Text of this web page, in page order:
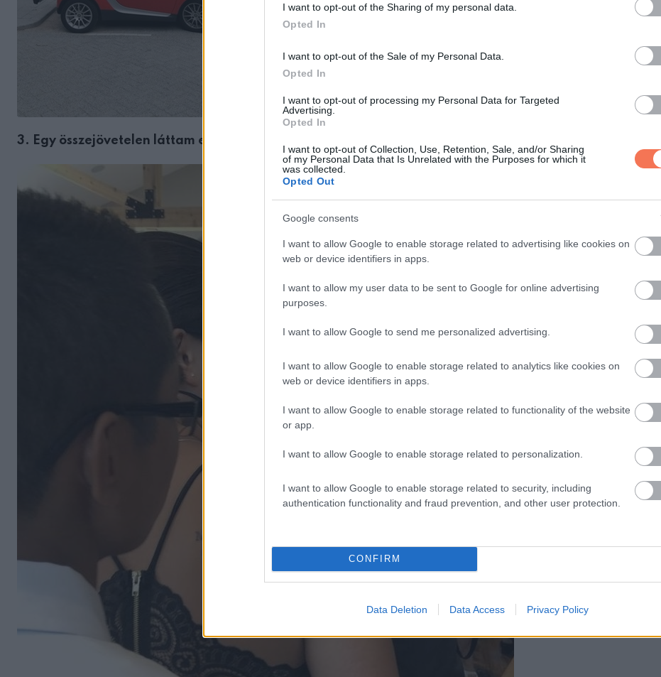
I want to opt-out of the Sharing of my personal data.
Opted In
I want to opt-out of the Sale of my Personal Data.
Opted In
I want to opt-out of processing my Personal Data for Targeted
Advertising.
Opted In
I want to opt-out of Collection, Use, Retention, Sale, and/or Sharing
of my Personal Data that Is Unrelated with the Purposes for which it
was collected.
Opted Out
Google consents
I want to allow Google to enable storage related to advertising like cookies on
web or device identifiers in apps.
I want to allow my user data to be sent to Google for online advertising
purposes.
I want to allow Google to send me personalized advertising.
I want to allow Google to enable storage related to analytics like cookies on
web or device identifiers in apps.
I want to allow Google to enable storage related to functionality of the website
or app.
I want to allow Google to enable storage related to personalization.
I want to allow Google to enable storage related to security, including
authentication functionality and fraud prevention, and other user protection.
CONFIRM
Data Deletion Data Access Privacy Policy
3. Egy összejövetelen láttam egy hölgyet, akinek ez a szöveg volt a hátára tetoválva: „Kínában készült.”